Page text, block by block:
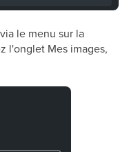
le menu sur la
l'onglet Mes images,